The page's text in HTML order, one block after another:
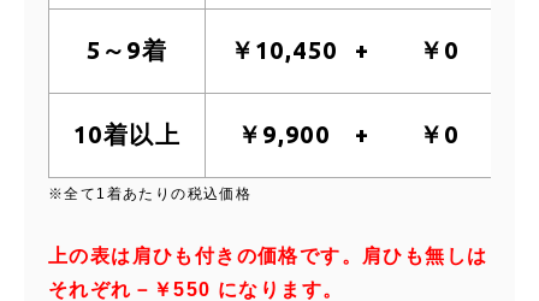
5～9着 ￥10,450 ￥0
10着以上 ￥9,900 ￥0
※全て1着あたりの税込価格
上の表は肩ひも付きの価格です。肩ひも無しは
それぞれ－￥550 になります。